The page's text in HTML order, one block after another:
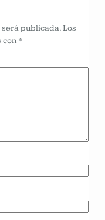
publicada.Los
con *